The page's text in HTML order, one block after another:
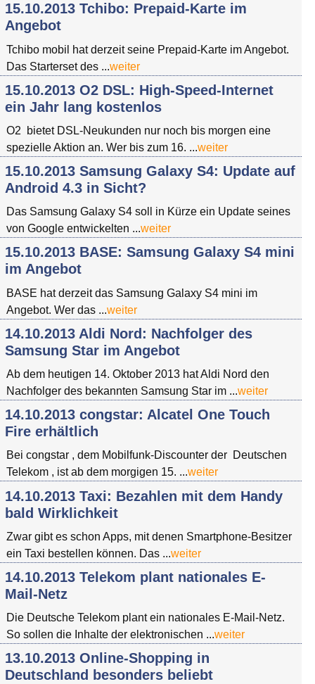
15.10.2013 Tchibo: Prepaid-Karte im
Angebot
Tchibo mobil hat derzeit seine Prepaid-Karte im Angebot.
Das Starterset des ...weiter
15.10.2013 O2 DSL: High-Speed-Internet
ein Jahr lang kostenlos
O2 bietet DSL-Neukunden nur noch bis morgen eine
spezielle Aktion an. Wer bis zum 16. ...weiter
15.10.2013 Samsung Galaxy S4: Update auf
Android 4.3 in Sicht?
Das Samsung Galaxy S4 soll in Kürze ein Update seines
von Google entwickelten ...weiter
15.10.2013 BASE: Samsung Galaxy S4 mini
im Angebot
BASE hat derzeit das Samsung Galaxy S4 mini im
Angebot. Wer das ...weiter
14.10.2013 Aldi Nord: Nachfolger des
Samsung Star im Angebot
Ab dem heutigen 14. Oktober 2013 hat Aldi Nord den
Nachfolger des bekannten Samsung Star im ...weiter
14.10.2013 congstar: Alcatel One Touch
Fire erhältlich
Bei congstar , dem Mobilfunk-Discounter der Deutschen
Telekom , ist ab dem morgigen 15. ...weiter
14.10.2013 Taxi: Bezahlen mit dem Handy
bald Wirklichkeit
Zwar gibt es schon Apps, mit denen Smartphone-Besitzer
ein Taxi bestellen können. Das ...weiter
14.10.2013 Telekom plant nationales E-
Mail-Netz
Die Deutsche Telekom plant ein nationales E-Mail-Netz.
So sollen die Inhalte der elektronischen ...weiter
13.10.2013 Online-Shopping in
Deutschland besonders beliebt